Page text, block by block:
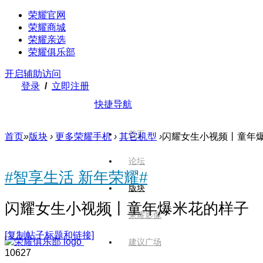
荣耀官网
荣耀商城
荣耀亲选
荣耀俱乐部
开启辅助访问
登录 / 立即注册
快捷导航
首页
论坛
版块
荣耀影像
建议广场
首页»版块 › 更多荣耀手机 › 其它机型 ›闪耀女生小视频丨童年
#智享生活 新年荣耀#
闪耀女生小视频丨童年爆米花的样子
[复制帖子标题和链接]
10627